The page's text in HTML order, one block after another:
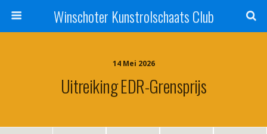
Winschoter Kunstrolschaats Club
14 Mei 2026
Uitreiking EDR-Grensprijs